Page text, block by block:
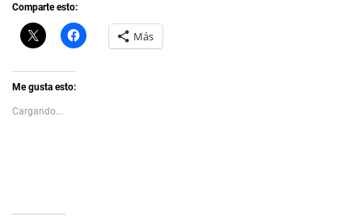
Comparte esto:
C
l
k
t
s
h
e
H
a Más
Me gusta esto:
Cargando...